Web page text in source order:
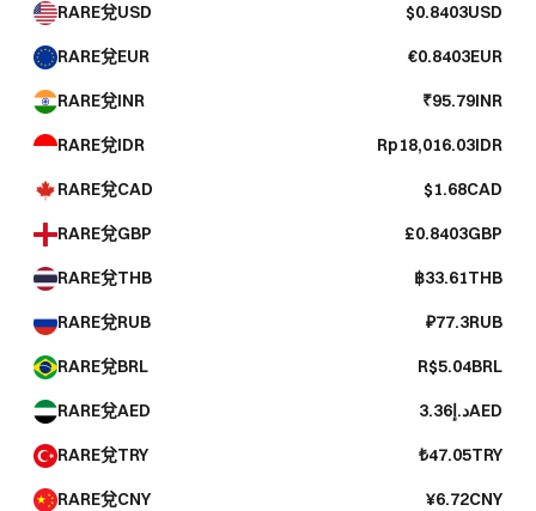
RARE兌USD $0.8403USD
RARE兌EUR €0.8403EUR
RARE兌INR ₹95.79INR
RARE兌IDR Rp18,016.03IDR
RARE兌CAD $1.68CAD
RARE兌GBP £0.8403GBP
RARE兌THB ฿33.61THB
RARE兌RUB ₽77.3RUB
RARE兌BRL R$5.04BRL
RARE兌AED د.إ3.36AED
RARE兌TRY ₺47.05TRY
RARE兌CNY ¥6.72CNY